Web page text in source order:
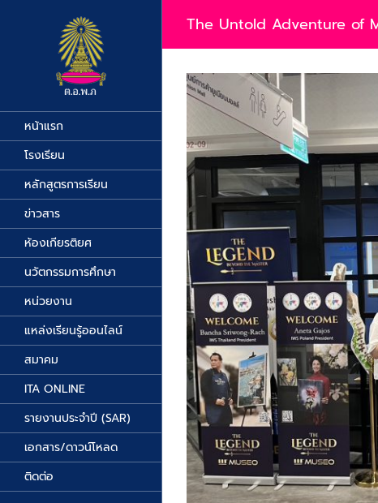
หน้าแรก
โรงเรียน
หลักสูตรการเรียน
ข่าวสาร
ห้องเกียรติยศ
นวัตกรรมการศึกษา
หน่วยงาน
แหล่งเรียนรู้ออนไลน์
สมาคม
ITA ONLINE
รายงานประจำปี (SAR)
เอกสาร/ดาวน์โหลด
ติดต่อ
The Untold Adventure of
View
Larger
Image